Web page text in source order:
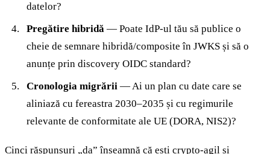
datelor?
Pregătire hibridă — Poate IdP-ul tău să publice o
cheie de semnare hibridă/composite în JWKS și să o
anunțe prin discovery OIDC standard?
Cronologia migrării — Ai un plan cu date care se
aliniază cu fereastra 2030–2035 și cu regimurile
relevante de conformitate ale UE (DORA, NIS2)?
Cinci răspunsuri „da” înseamnă că ești crypto-agil și